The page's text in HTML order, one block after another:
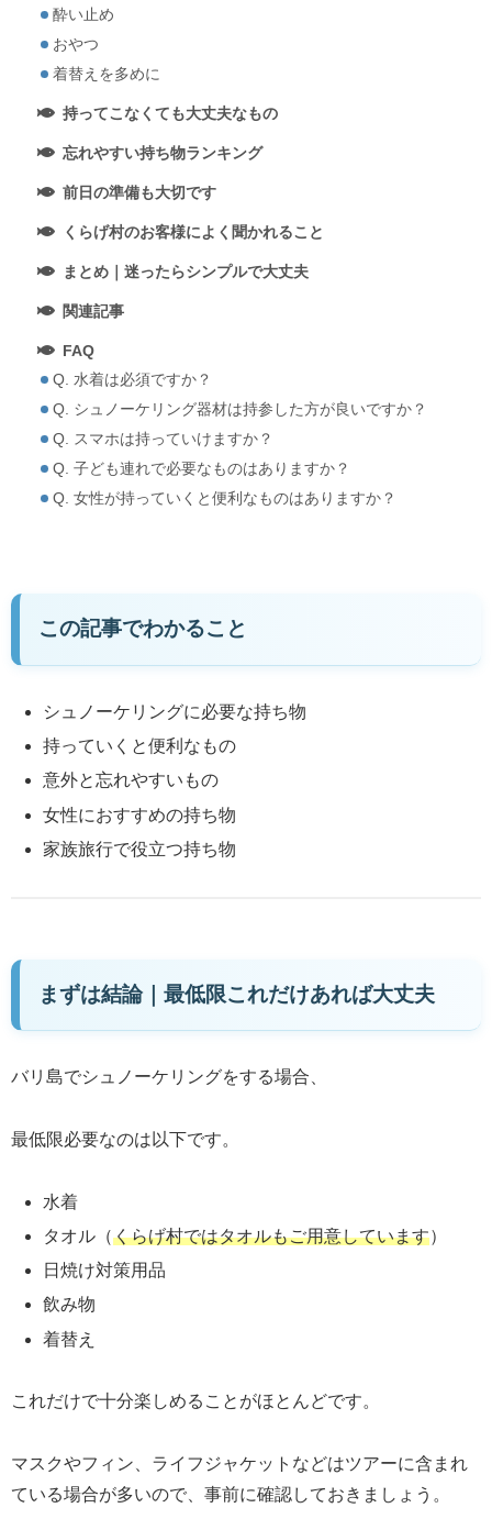
酔い止め
おやつ
着替えを多めに
持ってこなくても大丈夫なもの
忘れやすい持ち物ランキング
前日の準備も大切です
くらげ村のお客様によく聞かれること
まとめ｜迷ったらシンプルで大丈夫
関連記事
FAQ
Q. 水着は必須ですか？
Q. シュノーケリング器材は持参した方が良いですか？
Q. スマホは持っていけますか？
Q. 子ども連れで必要なものはありますか？
Q. 女性が持っていくと便利なものはありますか？
この記事でわかること
シュノーケリングに必要な持ち物
持っていくと便利なもの
意外と忘れやすいもの
女性におすすめの持ち物
家族旅行で役立つ持ち物
まずは結論｜最低限これだけあれば大丈夫
バリ島でシュノーケリングをする場合、
最低限必要なのは以下です。
水着
タオル（くらげ村ではタオルもご用意しています）
日焼け対策用品
飲み物
着替え
これだけで十分楽しめることがほとんどです。
マスクやフィン、ライフジャケットなどはツアーに含まれ
ている場合が多いので、事前に確認しておきましょう。